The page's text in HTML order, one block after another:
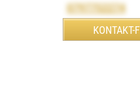
0797752274